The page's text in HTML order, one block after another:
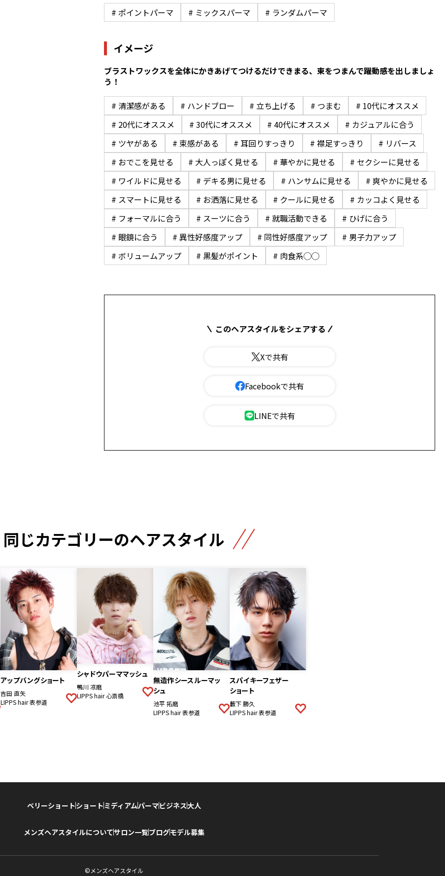
# ポイントパーマ # ミックスパーマ # ランダムパーマ
イメージ
ブラストワックスを全体にかきあげてつけるだけできまる、束をつまんで躍動感を出しましょ
う！
# 清潔感がある # ハンドブロー # 立ち上げる # つまむ
# 10代にオススメ
# 20代にオススメ
# 30代にオススメ # 40代にオススメ
# カジュアルに合う
# ツヤがある
# 束感がある # 耳回りすっきり # 襟足すっきり
# リバース
# おでこを見せる
# 大人っぽく見せる # 華やかに見せる
# セクシーに見せる
# ワイルドに見せる
# デキる男に見せる # ハンサムに見せる
# 爽やかに見せる
# スマートに見せる
# お洒落に見せる # クールに見せる
# カッコよく見せる
# フォーマルに合う
# スーツに合う # 就職活動できる
# ひげに合う
# 眼鏡に合う
# 異性好感度アップ # 同性好感度アップ
# 男子力アップ
# ボリュームアップ
# 黒髪がポイント # 肉食系◯◯
このヘアスタイルをシェアする
Xで共有
Facebookで共有
LINEで共有
同じカテゴリーのヘアスタイル
アップバングショート
吉田 直矢
LIPPS hair 表参道
シャドウパーママッシュ
鴨川 凉磨
LIPPS hair 心斎橋
無造作シースルーマッ
シュ
池平 拓磨
LIPPS hair 表参道
スパイキーフェザー
ショート
藪下 勝久
LIPPS hair 表参道
ベリーショートショートミディアムパーマビジネス大人
メンズヘアスタイルについてサロン一覧ブログモデル募集
©メンズヘアスタイル